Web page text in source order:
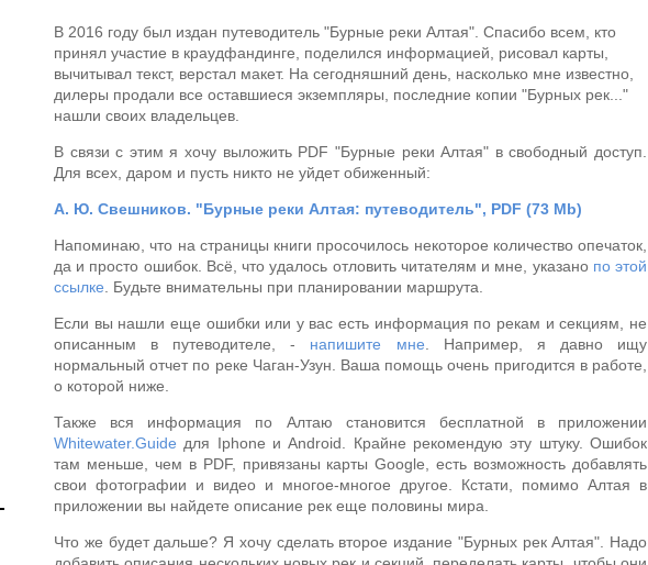
В 2016 году был издан путеводитель "Бурные реки Алтая". Спасибо всем, кто
принял участие в краудфандинге, поделился информацией, рисовал карты,
вычитывал текст, верстал макет. На сегодняшний день, насколько мне известно,
дилеры продали все оставшиеся экземпляры, последние копии "Бурных рек..."
нашли своих владельцев.
В связи с этим я хочу выложить PDF "Бурные реки Алтая" в свободный доступ.
Для всех, даром и пусть никто не уйдет обиженный:
А. Ю. Свешников. "Бурные реки Алтая: путеводитель", PDF (73 Mb)
Напоминаю, что на страницы книги просочилось некоторое количество опечаток,
да и просто ошибок. Всё, что удалось отловить читателям и мне, указано по этой
ссылке . Будьте внимательны при планировании маршрута.
Если вы нашли еще ошибки или у вас есть информация по рекам и секциям, не
описанным в путеводителе, - напишите мне . Например, я давно ищу
нормальный отчет по реке Чаган-Узун. Ваша помощь очень пригодится в работе,
о которой ниже.
Также вся информация по Алтаю становится бесплатной в приложении
Whitewater.Guide для Iphone и Android. Крайне рекомендую эту штуку. Ошибок
там меньше, чем в PDF, привязаны карты Google, есть возможность добавлять
свои фотографии и видео и многое-многое другое. Кстати, помимо Алтая в
приложении вы найдете описание рек еще половины мира.
Что же будет дальше? Я хочу сделать второе издание "Бурных рек Алтая". Надо